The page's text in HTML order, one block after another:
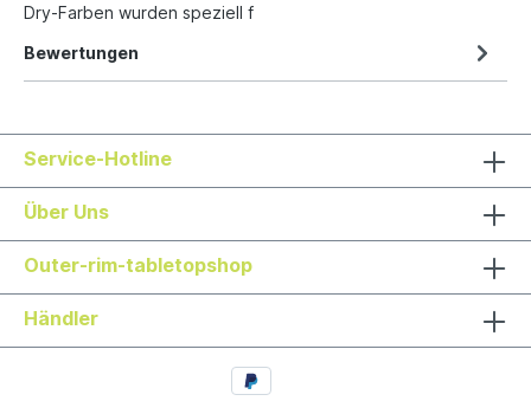
Dry-Farben wurden speziell f
Bewertungen
Service-Hotline
Über Uns
Outer-rim-tabletopshop
Händler